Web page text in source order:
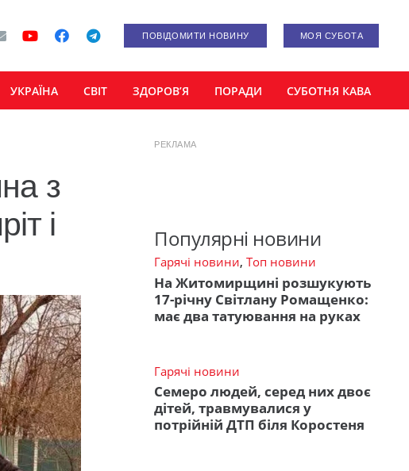
ПОВІДОМИТИ НОВИНУ МОЯ СУБОТА
УКРАЇНА СВІТ ЗДОРОВ’Я ПОРАДИ СУБОТНЯ КАВА
з
і
РЕКЛАМА
Популярні новини
Гарячі новини, Топ новини
На Житомирщині розшукують
17-річну Світлану Ромащенко:
має два татуювання на руках
Гарячі новини
Семеро людей, серед них двоє
дітей, травмувалися у
потрійній ДТП біля Коростеня